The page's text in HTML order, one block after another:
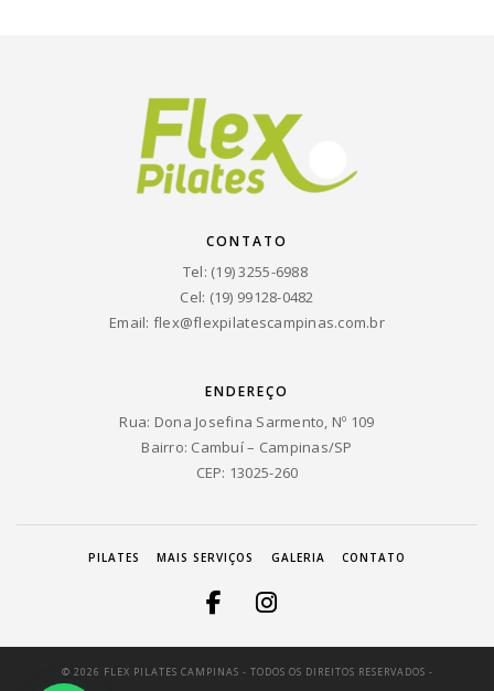
CONTATO
Tel: (19) 3255-6988
Cel: (19) 99128-0482
Email: flex@flexpilatescampinas.com.br
ENDEREÇO
Rua: Dona Josefina Sarmento, Nº 109
Bairro: Cambuí – Campinas/SP
CEP: 13025-260
PILATES MAIS SERVIÇOS GALERIA CONTATO
© 2026 FLEX PILATES CAMPINAS - TODOS OS DIREITOS RESERVADOS -